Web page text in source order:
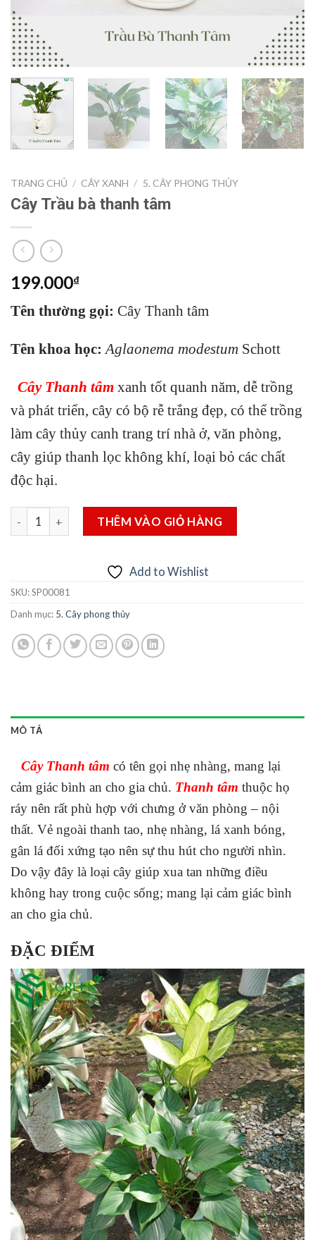
TRANG CHỦ / CÂY XANH / 5. CÂY PHONG THỦY
Cây Trầu bà thanh tâm
199.000₫
Tên thường gọi: Cây Thanh tâm
Tên khoa học: Aglaonema modestum Schott
Cây Thanh tâm xanh tốt quanh năm, dễ trồng
và phát triển, cây có bộ rễ trắng đẹp, có thể trồng
làm cây thủy canh trang trí nhà ở, văn phòng,
cây giúp thanh lọc không khí, loại bỏ các chất
độc hại.
Cây Trầu bà thanh tâm số lượng
THÊM VÀO GIỎ HÀNG
Add to Wishlist
SKU:SP00081
Danh mục: 5. Cây phong thủy
MÔ TẢ
Cây Thanh tâm có tên gọi nhẹ nhàng, mang lại
cảm giác bình an cho gia chủ. Thanh tâm thuộc họ
ráy nên rất phù hợp với chưng ở văn phòng – nội
thất. Vẻ ngoài thanh tao, nhẹ nhàng, lá xanh bóng,
gân lá đối xứng tạo nên sự thu hút cho người nhìn.
Do vậy đây là loại cây giúp xua tan những điều
không hay trong cuộc sống; mang lại cảm giác bình
an cho gia chủ.
ĐẶC ĐIỂM